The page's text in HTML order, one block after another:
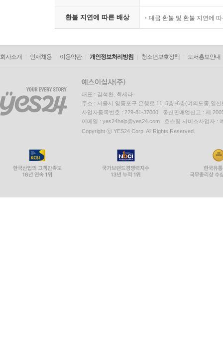
환불 지연에 따른 배상 대금 환불 및 환불 지연에
회사소개 인재채용 이용약관 개인정보처리방침 청소년보호정책 도서홍보안내
대표 : 김석환, 최세라
주소 : 서울시 영등포구 은행로 11, 5층~6층(여의도동,일신
사업자등록번호 : 229-81-37000 통신판매업신고 : 제
이메일 : yes24help@yes24.com 호스팅 서비스사업자 :
Copyright ⓒ YES24 Corp. All Rights Reserved.